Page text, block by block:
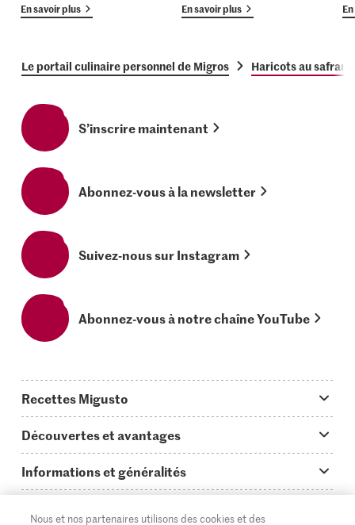
En savoir plus En savoir plus
Le portail culinaire personnel de Migros Haricots au safran
S’inscrire maintenant
Abonnez-vous à la newsletter
Suivez-nous sur Instagram
Abonnez-vous à notre chaîne YouTube
Recettes Migusto
Idées de menus
Plats principaux
Découvertes et avantages
On en parle...
Informations et généralités
Questions concernant Migusto
Nous et nos partenaires utilisons des cookies et des